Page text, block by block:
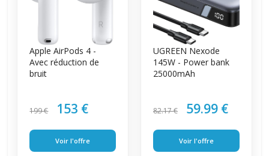
Apple AirPods 4 -
Avec réduction de
bruit
199 € 153 €
Voir l'offre
UGREEN Nexode
145W - Power bank
25000mAh
82.17 € 59.99 €
Voir l'offre